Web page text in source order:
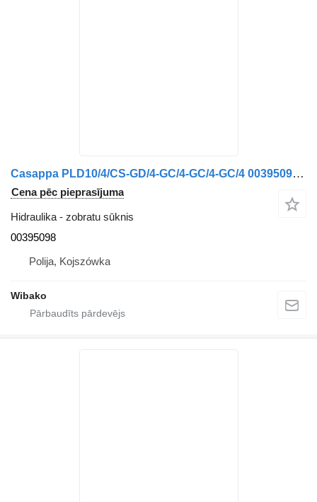
Casappa PLD10/4/CS-GD/4-GC/4-GC/4-GC/4 00395098 zobratu sūknis
Cena pēc pieprasījuma
Hidraulika - zobratu sūknis
00395098
Polija, Kojszówka
Wibako